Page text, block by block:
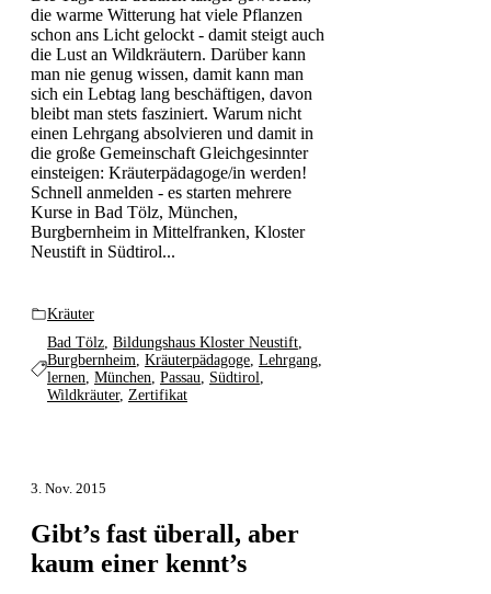
die warme Witterung hat viele Pflanzen
schon ans Licht gelockt - damit steigt auch
die Lust an Wildkräutern. Darüber kann
man nie genug wissen, damit kann man
sich ein Lebtag lang beschäftigen, davon
bleibt man stets fasziniert. Warum nicht
einen Lehrgang absolvieren und damit in
die große Gemeinschaft Gleichgesinnter
einsteigen: Kräuterpädagoge/in werden!
Schnell anmelden - es starten mehrere
Kurse in Bad Tölz, München,
Burgbernheim in Mittelfranken, Kloster
Neustift in Südtirol...
Kräuter
Bad Tölz, Bildungshaus Kloster Neustift,
Burgbernheim Kräuterpädagoge, Lehrgang,
lernen München Passau Südtirol
Wildkräuter, Zertifikat
3. Nov. 2015
Gibt’s fast überall, aber
kaum einer kennt’s